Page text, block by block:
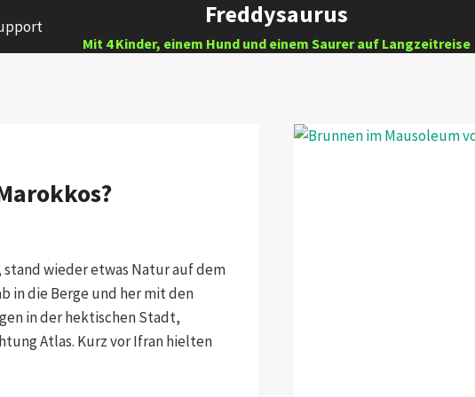
Freddysaurus
Mit 4 Kinder, einem Hund und einem Saurer auf Langzeitreise
stand wieder etwas Natur auf dem
in die Berge und her mit den
in der hektischen Stadt,
Atlas. Kurz vor Ifran hielten